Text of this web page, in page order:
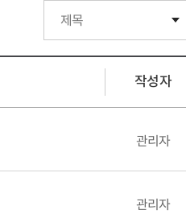
작성자
관리자
관리자